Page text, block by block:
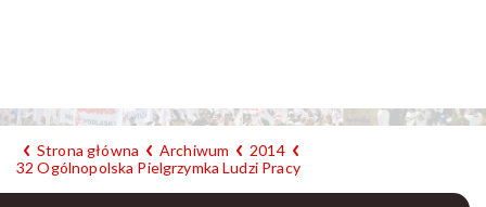
Strona główna Archiwum
2014
32 Ogólnopolska Pielgrzymka Ludzi Pracy